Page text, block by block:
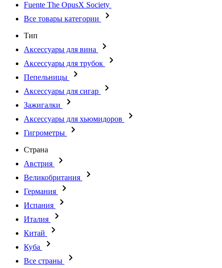
Fuente The OpusX Society
Все товары категории
Тип
Аксессуары для вина
Аксессуары для трубок
Пепельницы
Аксессуары для сигар
Зажигалки
Аксессуары для хьюмидоров
Гигрометры
Страна
Австрия
Великобритания
Германия
Испания
Италия
Китай
Куба
Все страны